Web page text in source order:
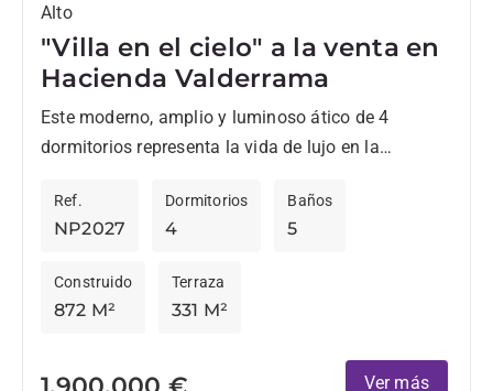
Alto
"Villa en el cielo" a la venta en
Hacienda Valderrama
Este moderno, amplio y luminoso ático de 4
dormitorios representa la vida de lujo en la
Dispone de ascensor privado, un...
NP2027
Ref.
4
Dormitorios
5
Baños
872 M²
Construido
331 M²
Terraza
1.900.000 € Ver más